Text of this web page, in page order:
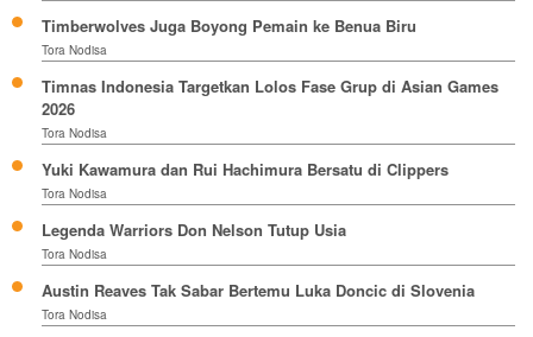
Timberwolves Juga Boyong Pemain ke Benua Biru
Tora Nodisa
Timnas Indonesia Targetkan Lolos Fase Grup di Asian Games
2026
Tora Nodisa
Yuki Kawamura dan Rui Hachimura Bersatu di Clippers
Tora Nodisa
Legenda Warriors Don Nelson Tutup Usia
Tora Nodisa
Austin Reaves Tak Sabar Bertemu Luka Doncic di Slovenia
Tora Nodisa